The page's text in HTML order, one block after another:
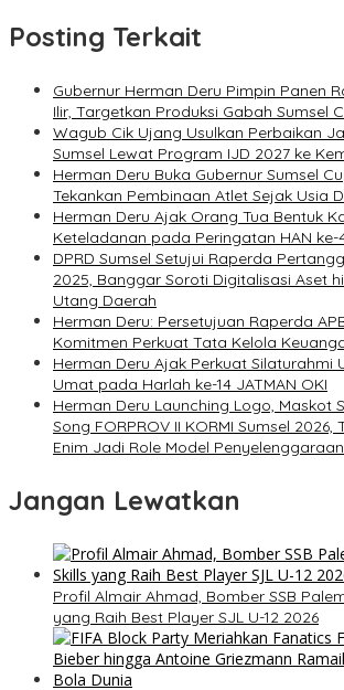
Posting Terkait
Gubernur Herman Deru Pimpin Panen
Ilir, Targetkan Produksi Gabah Sumsel
Wagub Cik Ujang Usulkan Perbaikan
Sumsel Lewat Program IJD 2027 ke
Herman Deru Buka Gubernur Sumsel
Tekankan Pembinaan Atlet Sejak Usia
Herman Deru Ajak Orang Tua Bentuk
Keteladanan pada Peringatan HAN ke-
DPRD Sumsel Setujui Raperda
2025, Banggar Soroti Digitalisasi Aset
Utang Daerah
Herman Deru: Persetujuan Raperda
Komitmen Perkuat Tata Kelola
Herman Deru Ajak Perkuat Silaturahmi
Umat pada Harlah ke-14 JATMAN OKI
Herman Deru Launching Logo, Maskot
Song FORPROV II KORMI Sumsel
Enim Jadi Role Model
Jangan Lewatkan
Profil Almair Ahmad, Bomber SSB
yang Raih Best Player SJL U-12 2026